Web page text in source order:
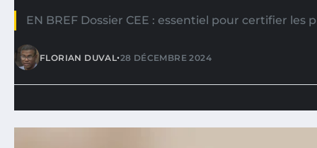
EN BREF Dossier CEE : essentiel pour certifier
FLORIAN DUVAL•28 DÉCEMBRE 2024